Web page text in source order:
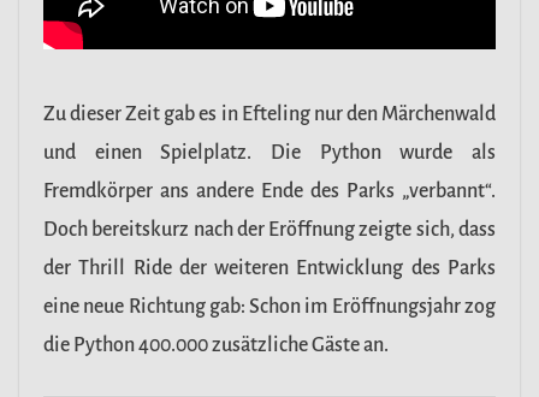
Zu dieser Zeit gab es in Efteling nur den Märchenwald
und einen Spielplatz. Die Python wurde als
Fremdkörper ans andere Ende des Parks „verbannt“.
Doch bereitskurz nach der Eröffnung zeigte sich, dass
der Thrill Ride der weiteren Entwicklung des Parks
eine neue Richtung gab: Schon im Eröffnungsjahr zog
die Python 400.000 zusätzliche Gäste an.